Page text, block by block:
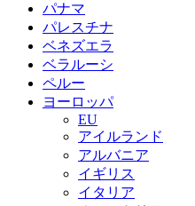
パナマ
パレスチナ
ベネズエラ
ベラルーシ
ペルー
ヨーロッパ
EU
アイルランド
アルバニア
イギリス
イタリア